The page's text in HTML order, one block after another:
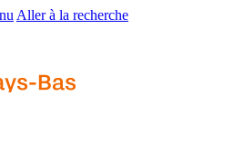
Aller à la recherche